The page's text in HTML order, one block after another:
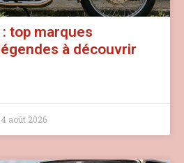
top marques
à découvrir
4 août 2026